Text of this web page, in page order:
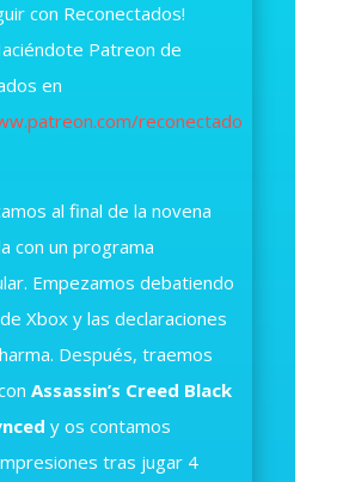
con Reconectados!
Patreon de
en
reconectado
al final de la novena
con un programa
Empezamos debatiendo
Xbox y las declaraciones
Después, traemos
Assassin’s Creed Black
y os contamos
tras jugar 4